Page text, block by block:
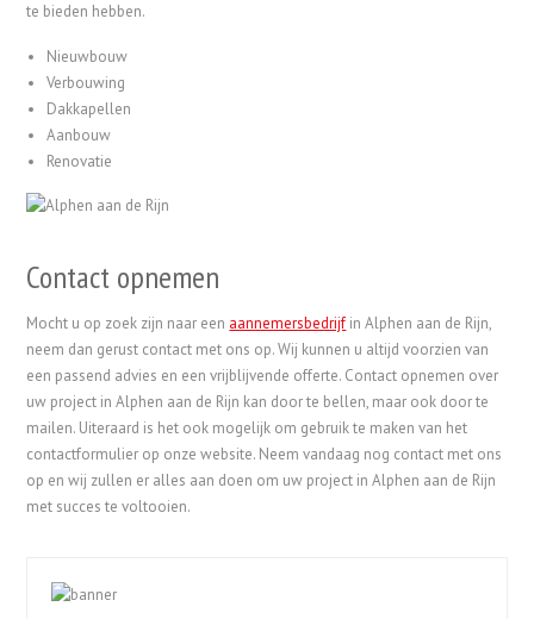
te bieden hebben.
Nieuwbouw
Verbouwing
Dakkapellen
Aanbouw
Renovatie
Contact opnemen
Mocht u op zoek zijn naar een aannemersbedrijf in Alphen aan de Rijn,
neem dan gerust contact met ons op. Wij kunnen u altijd voorzien van
een passend advies en een vrijblijvende offerte. Contact opnemen over
uw project in Alphen aan de Rijn kan door te bellen, maar ook door te
mailen. Uiteraard is het ook mogelijk om gebruik te maken van het
contactformulier op onze website. Neem vandaag nog contact met ons
op en wij zullen er alles aan doen om uw project in Alphen aan de Rijn
met succes te voltooien.